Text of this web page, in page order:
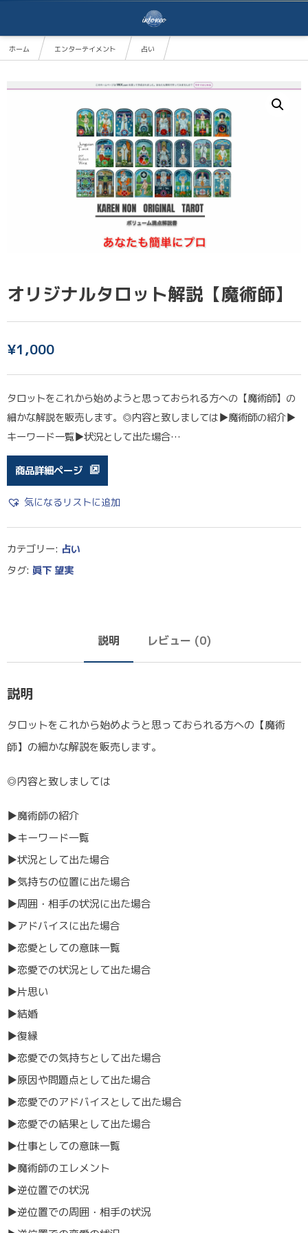
ホーム エンターテイメント
占い
オリジナルタロット解説【魔術師】
¥1,000
タロットをこれから始めようと思っておられる方への【魔術師】の
細かな解説を販売します。◎内容と致しましては▶︎魔術師の紹介▶︎
キーワード一覧▶︎状況として出た場合…
商品詳細ページ
気になるリストに追加
カテゴリー: 占い
タグ: 眞下 望実
説明 レビュー (0)
説明
タロットをこれから始めようと思っておられる方への【魔術
師】の細かな解説を販売します。
◎内容と致しましては
▶︎魔術師の紹介
▶︎キーワード一覧
▶︎状況として出た場合
▶︎気持ちの位置に出た場合
▶︎周囲・相手の状況に出た場合
▶︎アドバイスに出た場合
▶︎恋愛としての意味一覧
▶︎恋愛での状況として出た場合
▶︎片思い
▶︎結婚
▶︎復縁
▶︎恋愛での気持ちとして出た場合
▶︎原因や問題点として出た場合
▶︎恋愛でのアドバイスとして出た場合
▶︎恋愛での結果として出た場合
▶︎仕事としての意味一覧
▶︎魔術師のエレメント
▶︎逆位置での状況
▶︎逆位置での周囲・相手の状況